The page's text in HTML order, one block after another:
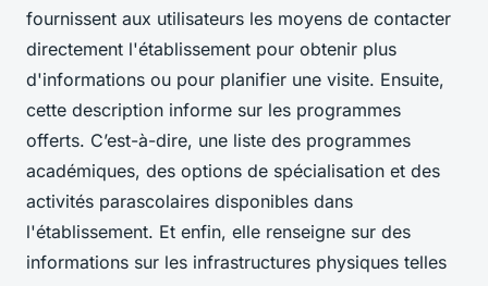
fournissent aux utilisateurs les moyens de contacter
directement l'établissement pour obtenir plus
d'informations ou pour planifier une visite. Ensuite,
cette description informe sur les programmes
offerts. C’est-à-dire, une liste des programmes
académiques, des options de spécialisation et des
activités parascolaires disponibles dans
l'établissement. Et enfin, elle renseigne sur des
informations sur les infrastructures physiques telles